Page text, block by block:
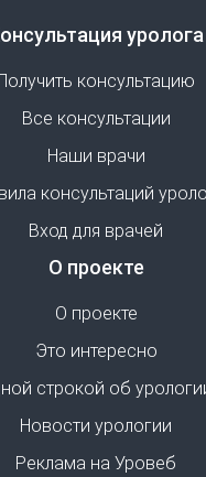
уролога
консультацию
Все консультации
Наши врачи
консультаций
Вход для врачей
О проекте
О проекте
Это интересно
строкой об
Новости урологии
Реклама на Уровеб